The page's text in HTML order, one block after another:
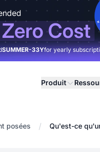
Zero Cost
SUMMER-33Yfor yearly
Produit
posées / Qu'est-ce